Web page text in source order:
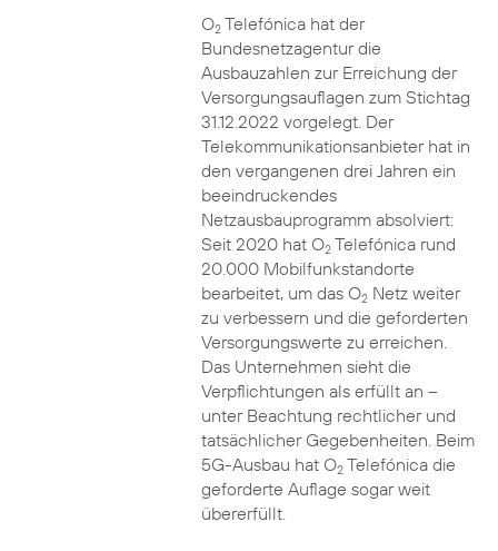
O2Telefónica hat der
Bundesnetzagentur die
Ausbauzahlen zur Erreichung der
Versorgungsauflagen zum Stichtag
31.12.2022 vorgelegt. Der
Telekommunikationsanbieter hat in
den vergangenen drei Jahren ein
beeindruckendes
Netzausbauprogramm absolviert:
Seit 2020 hat O2Telefónica rund
20.000 Mobilfunkstandorte
bearbeitet, um das O2Netz weiter
zu verbessern und die geforderten
Versorgungswerte zu erreichen.
Das Unternehmen sieht die
Verpflichtungen als erfüllt an –
unter Beachtung rechtlicher und
tatsächlicher Gegebenheiten. Beim
5G-Ausbau hat O2Telefónica die
geforderte Auflage sogar weit
übererfüllt.